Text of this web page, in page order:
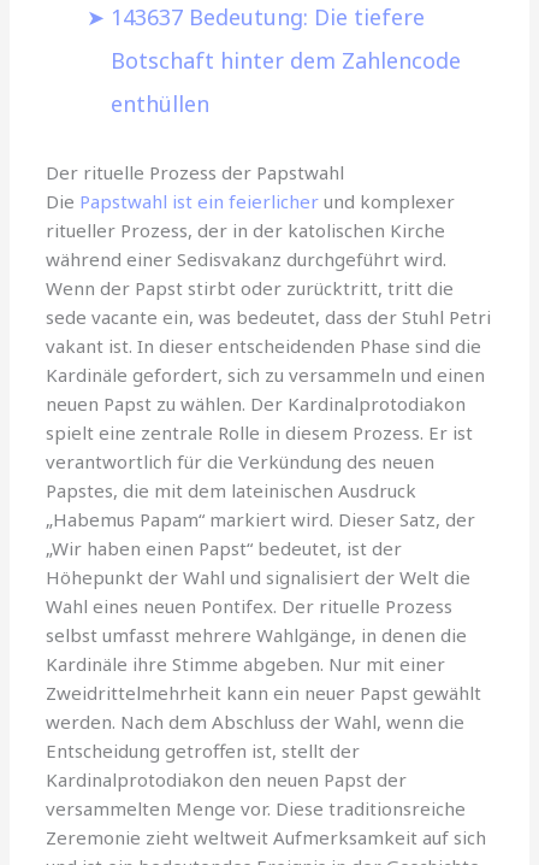
143637 Bedeutung: Die tiefere
Botschaft hinter dem Zahlencode
enthüllen
Der rituelle Prozess der Papstwahl
Die Papstwahl ist ein feierlicher und komplexer
ritueller Prozess, der in der katolischen Kirche
während einer Sedisvakanz durchgeführt wird.
Wenn der Papst stirbt oder zurücktritt, tritt die
sede vacante ein, was bedeutet, dass der Stuhl Petri
vakant ist. In dieser entscheidenden Phase sind die
Kardinäle gefordert, sich zu versammeln und einen
neuen Papst zu wählen. Der Kardinalprotodiakon
spielt eine zentrale Rolle in diesem Prozess. Er ist
verantwortlich für die Verkündung des neuen
Papstes, die mit dem lateinischen Ausdruck
„Habemus Papam“ markiert wird. Dieser Satz, der
„Wir haben einen Papst“ bedeutet, ist der
Höhepunkt der Wahl und signalisiert der Welt die
Wahl eines neuen Pontifex. Der rituelle Prozess
selbst umfasst mehrere Wahlgänge, in denen die
Kardinäle ihre Stimme abgeben. Nur mit einer
Zweidrittelmehrheit kann ein neuer Papst gewählt
werden. Nach dem Abschluss der Wahl, wenn die
Entscheidung getroffen ist, stellt der
Kardinalprotodiakon den neuen Papst der
versammelten Menge vor. Diese traditionsreiche
Zeremonie zieht weltweit Aufmerksamkeit auf sich